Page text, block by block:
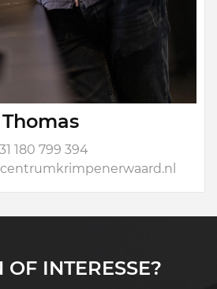
Thomas
180 799 394
OF INTERESSE?